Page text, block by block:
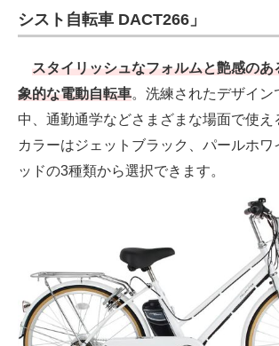
シスト自転車 DACT266」
スタイリッシュなフォルムと艶感のあ
象的な電動自転車。洗練されたデザイン
中、通勤通学などさまざまな場面で使え
カラーはジェットブラック、パールホワ
ッドの3種類から選択できます。